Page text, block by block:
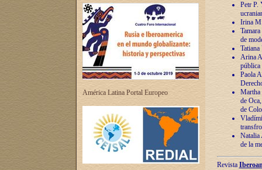
América Latina Portal Europeo
Petr P.
Irina
de
Arina
pública
Paola
Martha
de
de
Natalia
de la
Revista